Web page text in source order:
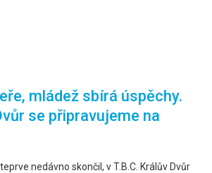
mládež sbírá úspěchy.
se připravujeme na
nedávno skončil, v T.B.C. Králův Dvůr